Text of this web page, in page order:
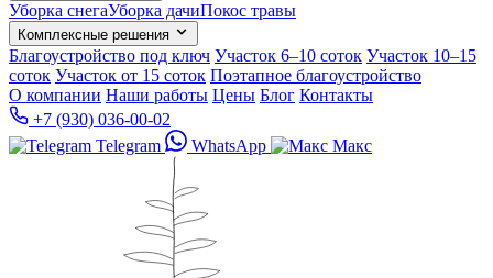
Уборка снегаУборка дачиПокос травы
Комплексные решения
Благоустройство под ключ Участок 6–10 соток Участок 10–15
соток Участок от 15 соток Поэтапное благоустройство
О компании Наши работы Цены Блог Контакты
+7 (930) 036-00-02
Telegram
WhatsApp Макс